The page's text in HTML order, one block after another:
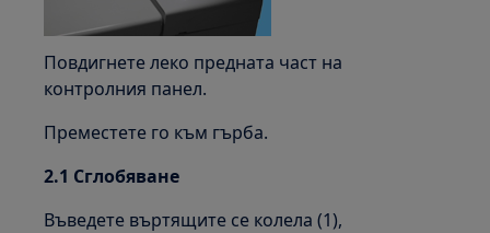
Повдигнете леко предната част на
контролния панел.
Преместете го към гърба.
2.1 Сглобяване
Въведете въртящите се колела (1),